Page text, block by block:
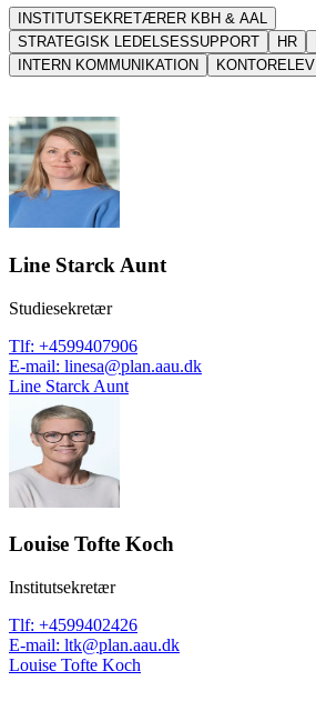
INSTITUTSEKRETÆRER KBH & AAL
STRATEGISK LEDELSESSUPPORT
HR
INTERN KOMMUNIKATION
KONTORELEV
Line Starck Aunt
Studiesekretær
Tlf: +4599407906
E-mail: linesa@plan.aau.dk
Line Starck Aunt
Louise Tofte Koch
Institutsekretær
Tlf: +4599402426
E-mail: ltk@plan.aau.dk
Louise Tofte Koch